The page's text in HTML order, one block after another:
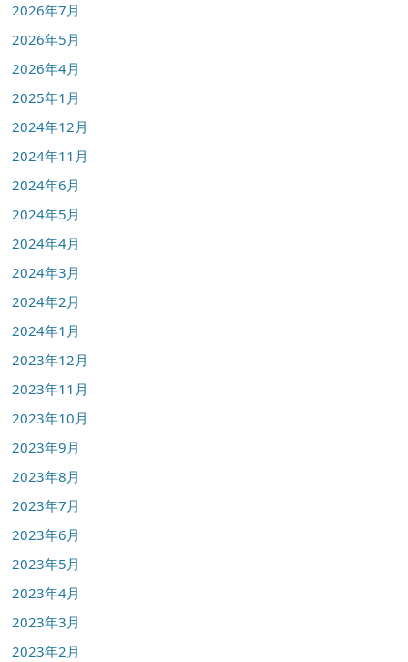
2026年7月
2026年5月
2026年4月
2025年1月
2024年12月
2024年11月
2024年6月
2024年5月
2024年4月
2024年3月
2024年2月
2024年1月
2023年12月
2023年11月
2023年10月
2023年9月
2023年8月
2023年7月
2023年6月
2023年5月
2023年4月
2023年3月
2023年2月